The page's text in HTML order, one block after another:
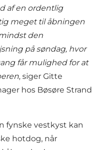
af en ordentlig
meget til åbningen
den
på søndag, hvor
får mulighed for at
, siger Gitte
hos Bøsøre Strand
fynske vestkyst kan
hotdog, når